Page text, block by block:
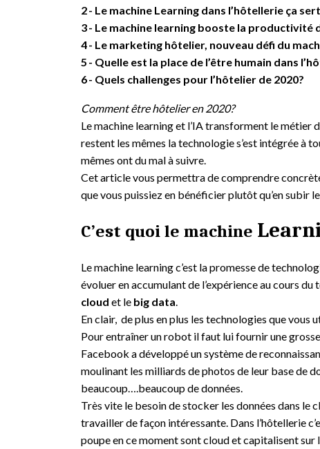
2
Le machine Learning dans l’hôtellerie ça
3
Le machine learning booste la productivité
4
Le marketing hôtelier, nouveau défi du
5
Quelle est la place de l’être humain dans
6
Quels challenges pour l’hôtelier de 2020?
Comment être hôtelier en 2020?
Le machine learning et l’IA transforment le métier
restent les mêmes la technologie s’est intégrée à
mêmes ont du mal à suivre.
Cet article vous permettra de comprendre
que vous puissiez en bénéficier plutôt qu’en subir
C’est quoi le machine
Le machine learning c’est la promesse de
évoluer en accumulant de l’expérience au cours
cloud et le big data.
En clair, de plus en plus les technologies que vous
Pour entraîner un robot il faut lui fournir une
Facebook a développé un système de
moulinant les milliards de photos de leur base de
beaucoup….beaucoup de données.
Très vite le besoin de stocker les données dans le
travailler de façon intéressante. Dans l’hôtellerie
poupe en ce moment sont cloud et capitalisent